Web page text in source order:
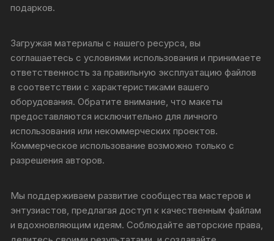
подарков.
Загружая материалы с нашего ресурса, вы
соглашаетесь с условиями использования и принимаете
ответственность за правильную эксплуатацию файлов
в соответствии с характеристиками вашего
оборудования. Обратите внимание, что макеты
предоставляются исключительно для личного
использования или некоммерческих проектов.
Коммерческое использование возможно только с
разрешения авторов.
Мы поддерживаем развитие сообщества мастеров и
энтузиастов, предлагая доступ к качественным файлам
и вдохновляющим идеям. Соблюдайте авторские права,